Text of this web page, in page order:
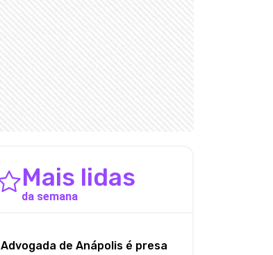
Mais lidas
da semana
Advogada de Anápolis é presa